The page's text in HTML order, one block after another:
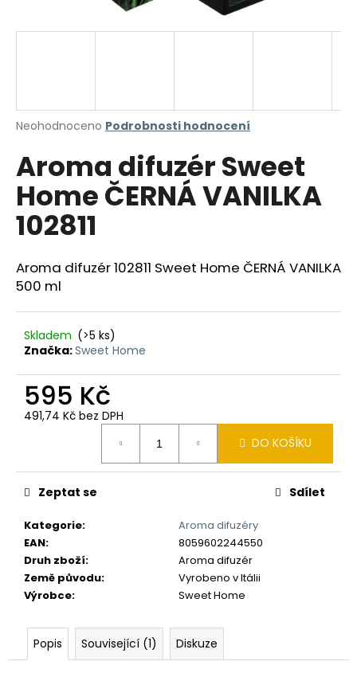
Průměrné
produktu
je
0,0
5
hvězdiček.
Neohodnoceno Podrobnosti hodnocení
Aroma difuzér Sweet
Home ČERNÁ VANILKA
102811
Aroma difuzér 102811 Sweet Home ČERNÁ VANILKA
500 ml
Skladem (>5 ks)
Značka:Sweet Home
595 Kč
491,74 Kč bez DPH
DO KOŠÍKU
Kategorie:
Aroma difuzéry
EAN:
8059602244550
Druh zboží:
Aroma difuzér
Země původu:
Vyrobeno v Itálii
Výrobce: Sweet Home
Zeptat se Sdílet
Popis Související (1) Diskuze
j
?
HLEDAT
o
p
o
u
č
u
e